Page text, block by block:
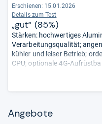
Erschienen: 15.01.2026
Details zum Test
„gut“ (85%)
Stärken: hochwertiges
Verarbeitungsqualität;
kühler und leiser Betrieb;
CPU; optionale 4G-
reagiert teils träge; Tastatur
Standardgarantie.
Redaktion.
Angebote